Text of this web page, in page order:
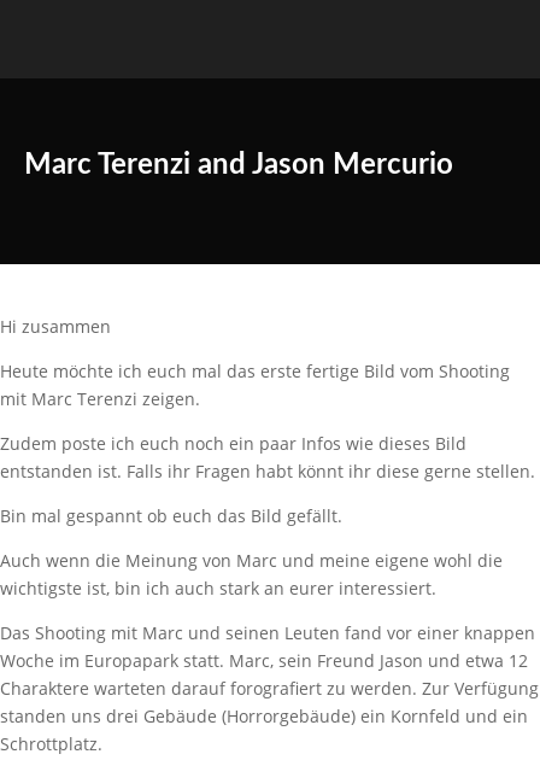
Marc Terenzi and Jason Mercurio
Hi zusammen
Heute möchte ich euch mal das erste fertige Bild vom Shooting
mit Marc Terenzi zeigen.
Zudem poste ich euch noch ein paar Infos wie dieses Bild
entstanden ist. Falls ihr Fragen habt könnt ihr diese gerne stellen.
Bin mal gespannt ob euch das Bild gefällt.
Auch wenn die Meinung von Marc und meine eigene wohl die
wichtigste ist, bin ich auch stark an eurer interessiert.
Das Shooting mit Marc und seinen Leuten fand vor einer knappen
Woche im Europapark statt. Marc, sein Freund Jason und etwa 12
Charaktere warteten darauf forografiert zu werden. Zur Verfügung
standen uns drei Gebäude (Horrorgebäude) ein Kornfeld und ein
Schrottplatz.